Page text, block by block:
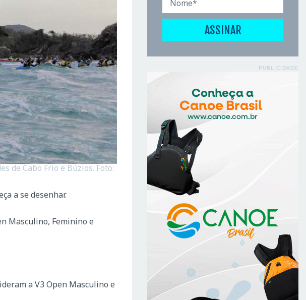
de Cabo Frio e Búzios. Foto:
a se desenhar.
Masculino, Feminino e
a V3 Open Masculino e
PUBLICIDADE